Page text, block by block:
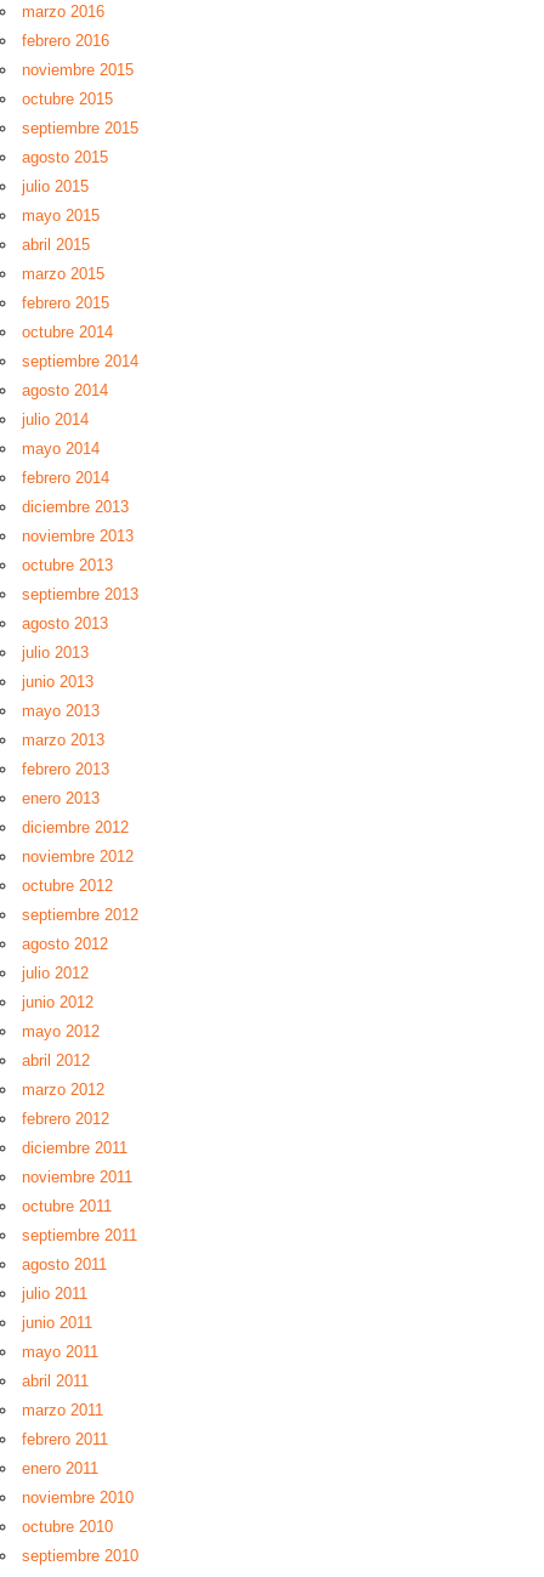
marzo 2016
febrero 2016
noviembre 2015
octubre 2015
septiembre 2015
agosto 2015
julio 2015
mayo 2015
abril 2015
marzo 2015
febrero 2015
octubre 2014
septiembre 2014
agosto 2014
julio 2014
mayo 2014
febrero 2014
diciembre 2013
noviembre 2013
octubre 2013
septiembre 2013
agosto 2013
julio 2013
junio 2013
mayo 2013
marzo 2013
febrero 2013
enero 2013
diciembre 2012
noviembre 2012
octubre 2012
septiembre 2012
agosto 2012
julio 2012
junio 2012
mayo 2012
abril 2012
marzo 2012
febrero 2012
diciembre 2011
noviembre 2011
octubre 2011
septiembre 2011
agosto 2011
julio 2011
junio 2011
mayo 2011
abril 2011
marzo 2011
febrero 2011
enero 2011
noviembre 2010
octubre 2010
septiembre 2010